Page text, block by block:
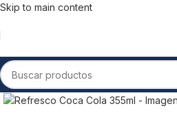
Skip to main content